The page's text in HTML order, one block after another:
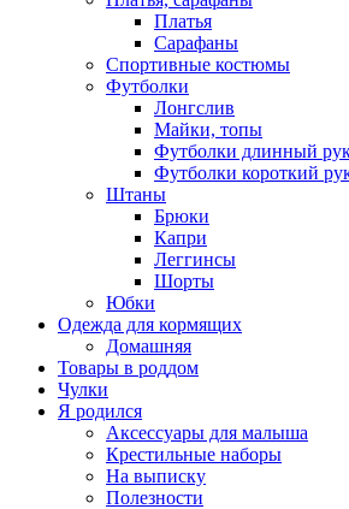
Платья
Сарафаны
Спортивные костюмы
Футболки
Лонгслив
Майки, топы
Футболки длинный
Футболки короткий
Штаны
Брюки
Капри
Леггинсы
Шорты
Юбки
Одежда для кормящих
Домашняя
Товары в роддом
Чулки
Я родился
Аксессуары для малыша
Крестильные наборы
На выписку
Полезности